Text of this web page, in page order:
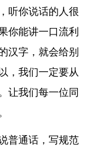
听你说话的人很
你能讲一口流利
汉字，就会给别
，我们一定要从
让我们每一位同
普通话，写规范